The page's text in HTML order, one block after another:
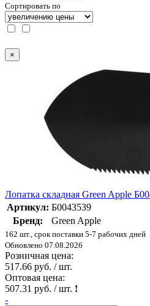
Сортировать по
×
Лопатка складная Green Apple
Артикул: Б0043539
Бренд:
Green Apple
162 шт., срок поставки 5-7 рабочих дней
Обновлено 07.08.2026
Розничная цена:
517.66 руб. / шт.
Оптовая цена:
507.31 руб. / шт. !
-